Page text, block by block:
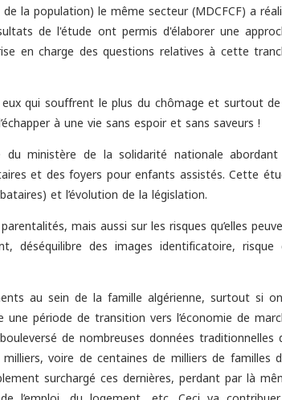
la population) le même secteur (MDCFCF) a
de l'étude ont permis d'élaborer une
en charge des questions relatives à cette
qui souffrent le plus du chômage et surtout
à une vie sans espoir et sans saveurs !
du ministère de la solidarité nationale
et des foyers pour enfants assistés. Cette
et l’évolution de la législation.
mais aussi sur les risques qu’elles
déséquilibre des images identificatoire, risque
au sein de la famille algérienne, surtout si
période de transition vers l’économie de
de nombreuses données traditionnelles
voire de centaines de milliers de familles
surchargé ces dernières, perdant par là